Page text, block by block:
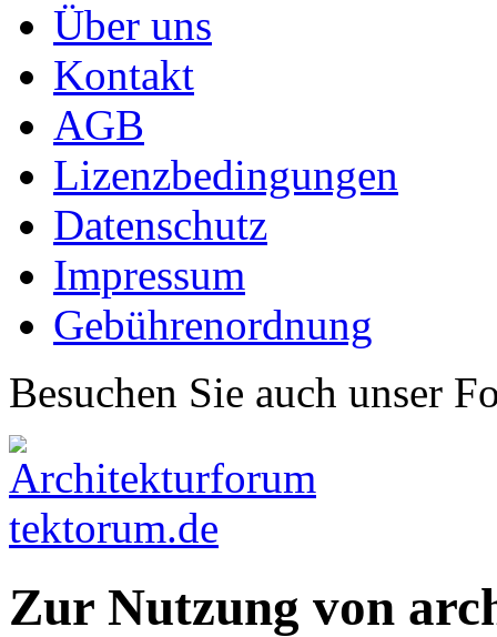
Über uns
Kontakt
AGB
Lizenzbedingungen
Datenschutz
Impressum
Gebührenordnung
Besuchen Sie auch unser
Zur Nutzung von